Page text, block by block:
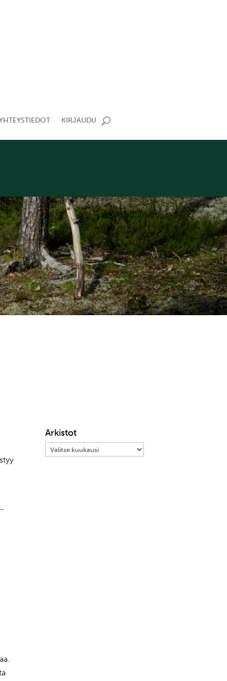
KIRJAUDU
Arkistot
Arkistot